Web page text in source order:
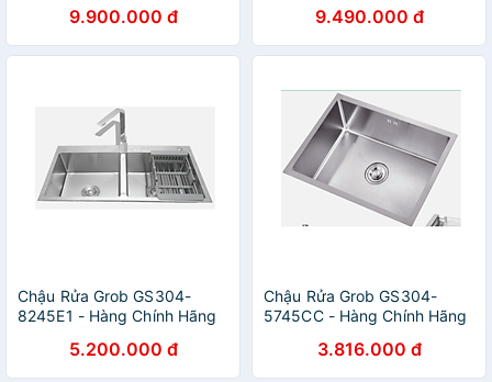
9.900.000 đ 9.490.000 đ
Chậu Rửa Grob GS304-
8245E1 - Hàng Chính Hãng
5.200.000 đ
Chậu Rửa Grob GS304-
5745CC - Hàng Chính Hãng
3.816.000 đ